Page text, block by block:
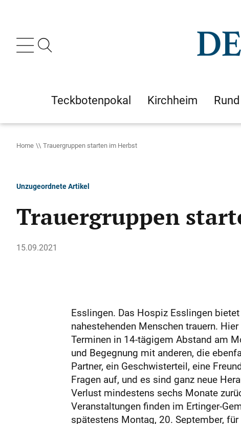
Teckbotenpokal Kirchheim
Home Trauergruppen starten im Herbst
Unzugeordnete Artikel
Trauergruppen
15.09.2021
Esslingen. Das Hospiz Esslingen
nahestehenden Menschen trauern.
Terminen in 14-tägigem Abstand am
und Begegnung mit anderen, die
Partner, ein Geschwisterteil, eine
Fragen auf, und es sind ganz neue
Verlust mindestens sechs Monate
Veranstaltungen finden im Ertinger-
spätestens Montag, 20. September,